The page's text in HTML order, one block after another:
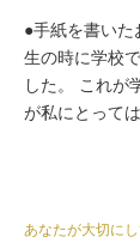
●手紙を書い
生の時に学校
した。 これが
が私にとって
あなたが大切に